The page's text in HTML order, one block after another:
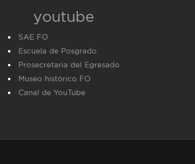
youtube
SAE FO
Escuela de Posgrado
Prosecretaria del Egresado
Museo histórico FO
Canal de YouTube